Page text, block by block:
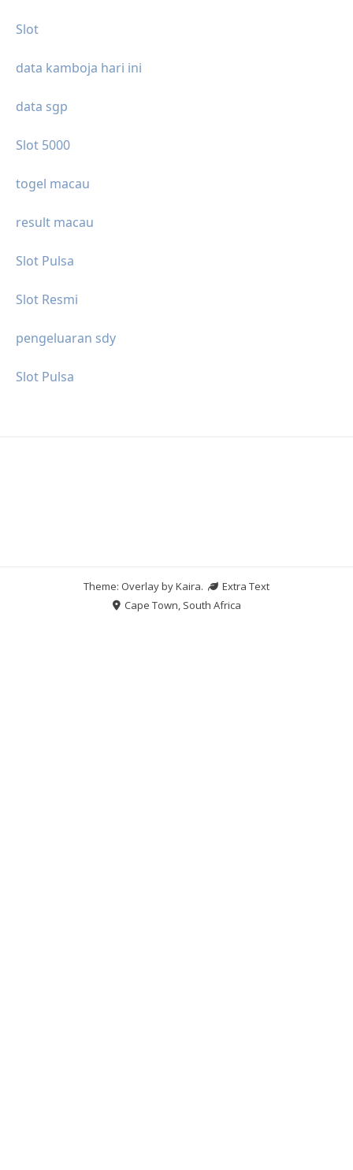
Slot
data kamboja hari ini
data sgp
Slot 5000
togel macau
result macau
Slot Pulsa
Slot Resmi
pengeluaran sdy
Slot Pulsa
Theme: Overlay byKaira.
Extra Text
Cape Town, South Africa